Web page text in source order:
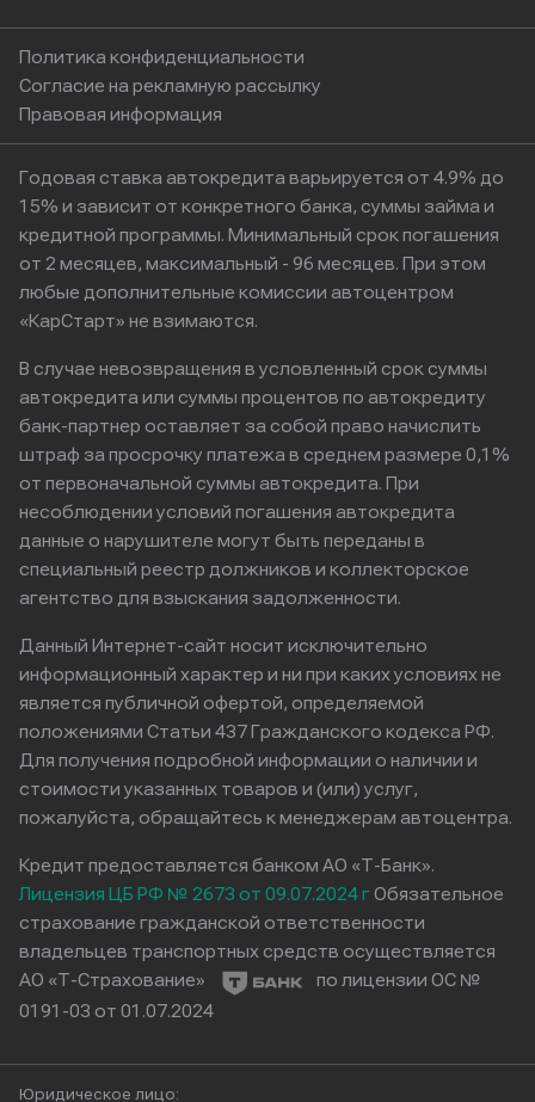
Политика конфиденциальности
Согласие на рекламную рассылку
Правовая информация
Годовая ставка автокредита варьируется от 4.9% до
15% и зависит от конкретного банка, суммы займа и
кредитной программы. Минимальный срок погашения
от 2 месяцев, максимальный - 96 месяцев. При этом
любые дополнительные комиссии автоцентром
«КарСтарт» не взимаются.
В случае невозвращения в условленный срок суммы
автокредита или суммы процентов по автокредиту
банк-партнер оставляет за собой право начислить
штраф за просрочку платежа в среднем размере 0,1%
от первоначальной суммы автокредита. При
несоблюдении условий погашения автокредита
данные о нарушителе могут быть переданы в
специальный реестр должников и коллекторское
агентство для взыскания задолженности.
Данный Интернет-сайт носит исключительно
информационный характер и ни при каких условиях не
является публичной офертой, определяемой
положениями Статьи 437 Гражданского кодекса РФ.
Для получения подробной информации о наличии и
стоимости указанных товаров и (или) услуг,
пожалуйста, обращайтесь к менеджерам автоцентра.
Кредит предоставляется банком АО «Т-Банк».
Лицензия ЦБ РФ № 2673 от 09.07.2024 гОбязательное
страхование гражданской ответственности
владельцев транспортных средств осуществляется
АО «Т-Страхование»
по лицензии ОС №
0191-03 от 01.07.2024
Юридическое лицо: